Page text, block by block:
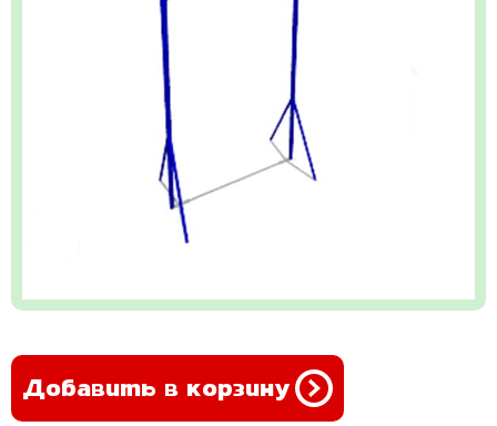
Добавить в корзину